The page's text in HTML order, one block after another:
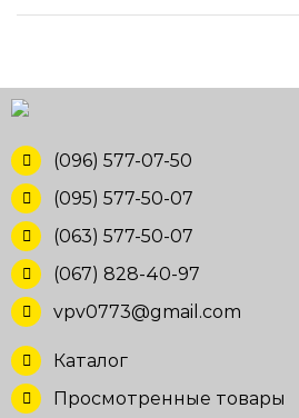
(096) 577-07-50
(095) 577-50-07
(063) 577-50-07
(067) 828-40-97
vpv0773@gmail.com
Каталог
Просмотренные товары